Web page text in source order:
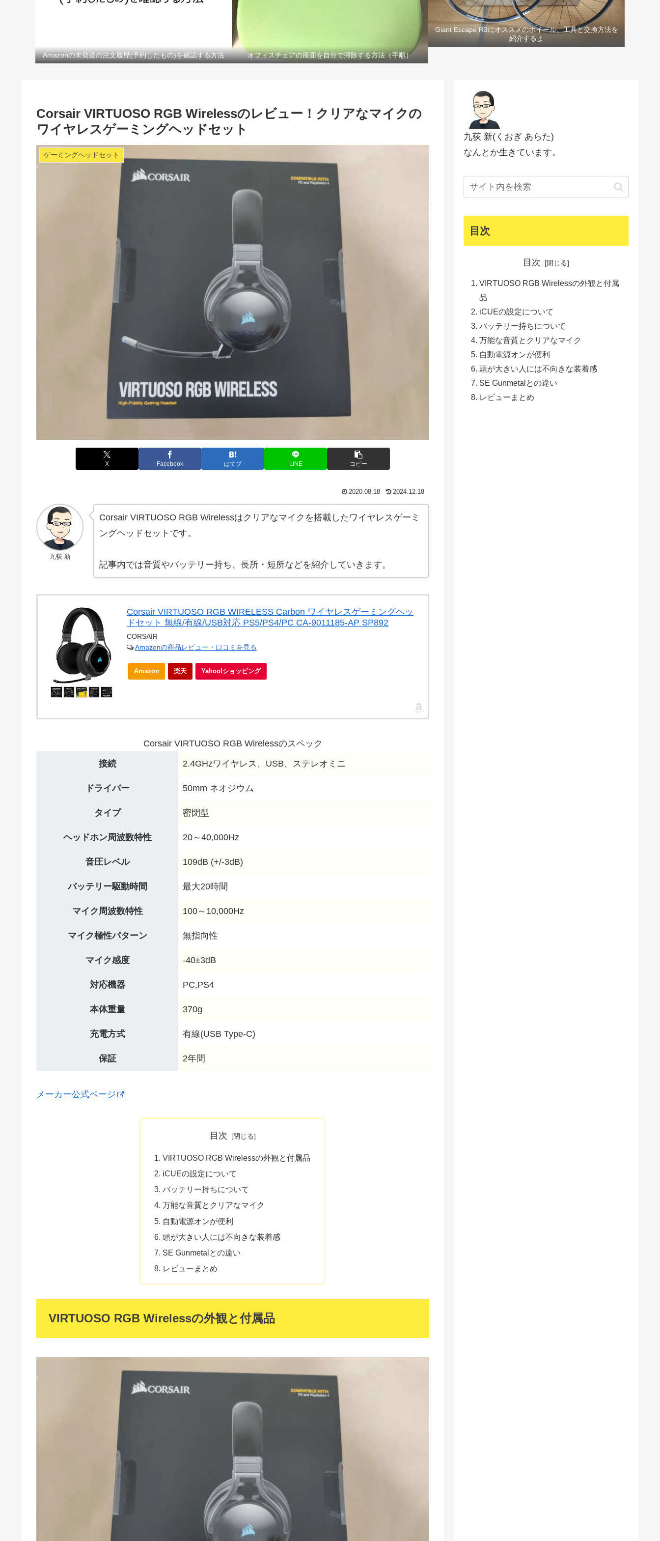
Amazonの未発送の注文履歴(予約したもの)を確認する方法 オフィスチェアの座面を自分で掃除する方法（手順）
Giant Escape R3にオススメのホイール、工具と交換方法を
紹介するよ
Corsair VIRTUOSO RGB Wirelessのレビュー！クリアなマイクの
ワイヤレスゲーミングヘッドセット
ゲーミングヘッドセット
X Facebook はてブ LINE コピー
2020.08.18 2024.12.18
九荻 新
Corsair VIRTUOSO RGB Wirelessはクリアなマイクを搭載したワイヤレスゲーミ
ングヘッドセットです。
記事内では音質やバッテリー持ち、長所・短所などを紹介していきます。
Corsair VIRTUOSO RGB WIRELESS Carbon ワイヤレスゲーミングヘッ
ドセット 無線/有線/USB対応 PS5/PS4/PC CA-9011185-AP SP892
CORSAIR
Amazonの商品レビュー・口コミを見る
Amazon 楽天 Yahoo!ショッピング
Corsair VIRTUOSO RGB Wirelessのスペック
接続 2.4GHzワイヤレス、USB、ステレオミニ
ドライバー 50mm ネオジウム
タイプ 密閉型
ヘッドホン周波数特性 20～40,000Hz
音圧レベル 109dB (+/-3dB)
バッテリー駆動時間 最大20時間
マイク周波数特性 100～10,000Hz
マイク極性パターン 無指向性
マイク感度 -40±3dB
対応機器 PC,PS4
本体重量 370g
充電方式 有線(USB Type-C)
保証 2年間
メーカー公式ページ
目次
VIRTUOSO RGB Wirelessの外観と付属品
iCUEの設定について
バッテリー持ちについて
万能な音質とクリアなマイク
自動電源オンが便利
頭が大きい人には不向きな装着感
SE Gunmetalとの違い
レビューまとめ
VIRTUOSO RGB Wirelessの外観と付属品
九荻 新(くおぎ あらた)
なんとか生きています。
目次
目次
VIRTUOSO RGB Wirelessの外観と付属
品
iCUEの設定について
バッテリー持ちについて
万能な音質とクリアなマイク
自動電源オンが便利
頭が大きい人には不向きな装着感
SE Gunmetalとの違い
レビューまとめ